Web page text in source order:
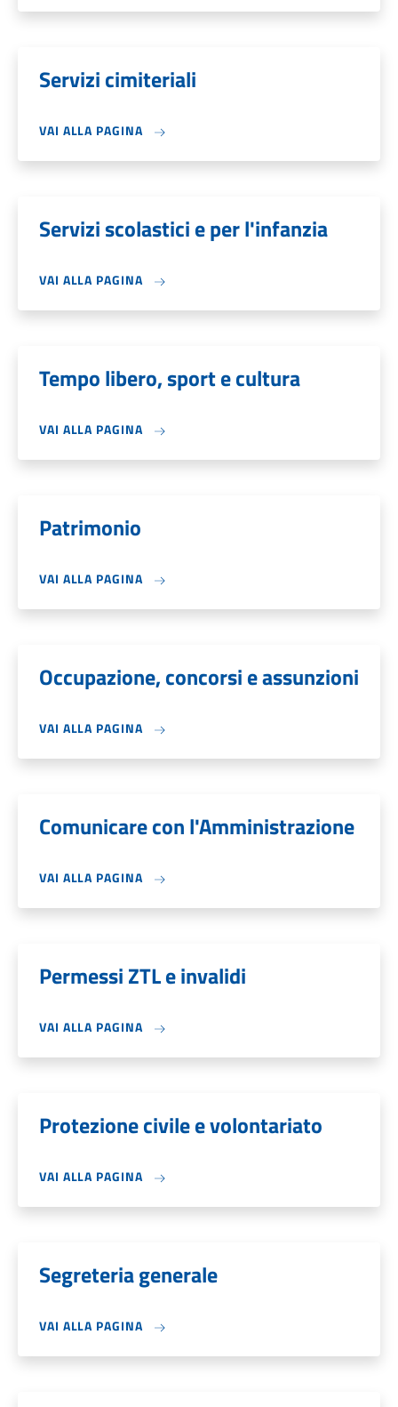
Servizi cimiteriali
VAI ALLA PAGINA
Servizi scolastici e per l'infanzia
VAI ALLA PAGINA
Tempo libero, sport e cultura
VAI ALLA PAGINA
Patrimonio
VAI ALLA PAGINA
Occupazione, concorsi e assunzioni
VAI ALLA PAGINA
Comunicare con l'Amministrazione
VAI ALLA PAGINA
Permessi ZTL e invalidi
VAI ALLA PAGINA
Protezione civile e volontariato
VAI ALLA PAGINA
Segreteria generale
VAI ALLA PAGINA